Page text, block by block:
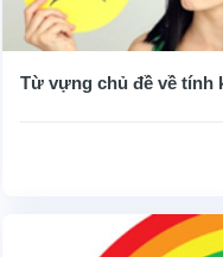
Từ vựng chủ đề về tính